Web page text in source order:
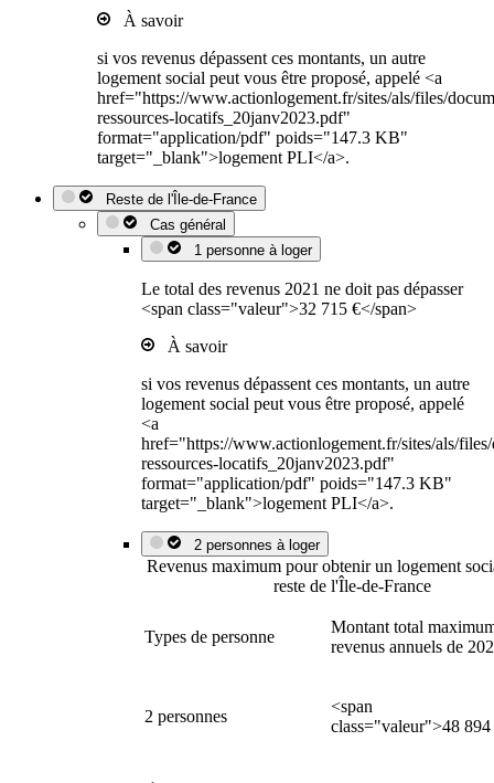
À savoir
si vos revenus dépassent ces montants, un autre
logement social peut vous être proposé, appelé <a
href="https://www.actionlogement.fr/sites/als/files/
ressources-locatifs_20janv2023.pdf"
format="application/pdf" poids="147.3 KB"
target="_blank">logement PLI</a>.
Reste de l'Île-de-France
Cas général
1 personne à loger
Le total des revenus 2021 ne doit pas dépasser
<span class="valeur">32 715 €</span>
À savoir
si vos revenus dépassent ces montants, un autre
logement social peut vous être proposé, appelé
<a
href="https://www.actionlogement.fr/sites/als/
ressources-locatifs_20janv2023.pdf"
format="application/pdf" poids="147.3 KB"
target="_blank">logement PLI</a>.
2 personnes à loger
Revenus maximum pour obtenir un logement
reste de l'Île-de-France
Types de personne
Montant total
revenus annuels de
2 personnes
<span
class="valeur">48 894